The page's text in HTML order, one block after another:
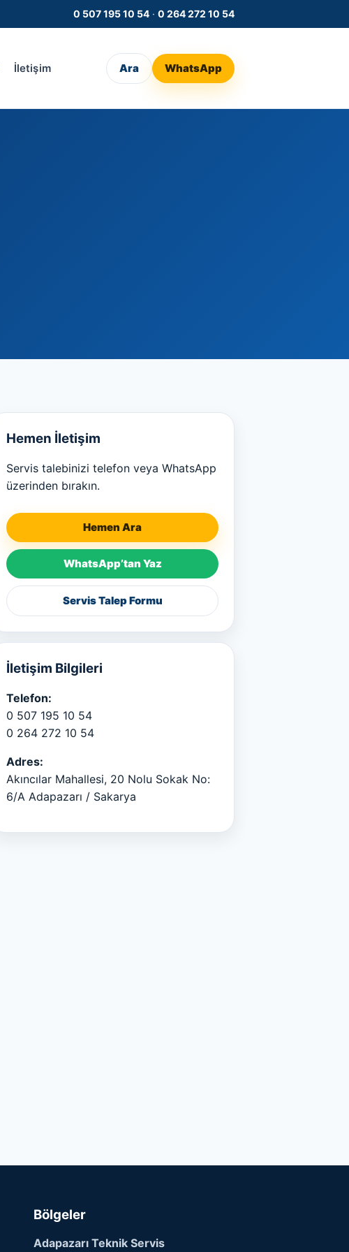
0 507 195 10 54 · 0 264 272 10 54
İletişim Ara WhatsApp
Hemen İletişim
Servis talebinizi telefon veya WhatsApp
üzerinden bırakın.
Hemen Ara
WhatsApp’tan Yaz
Servis Talep Formu
İletişim Bilgileri
Telefon:
0 507 195 10 54
0 264 272 10 54
Adres:
Akıncılar Mahallesi, 20 Nolu Sokak No:
6/A Adapazarı / Sakarya
Bölgeler
Adapazarı Teknik Servis